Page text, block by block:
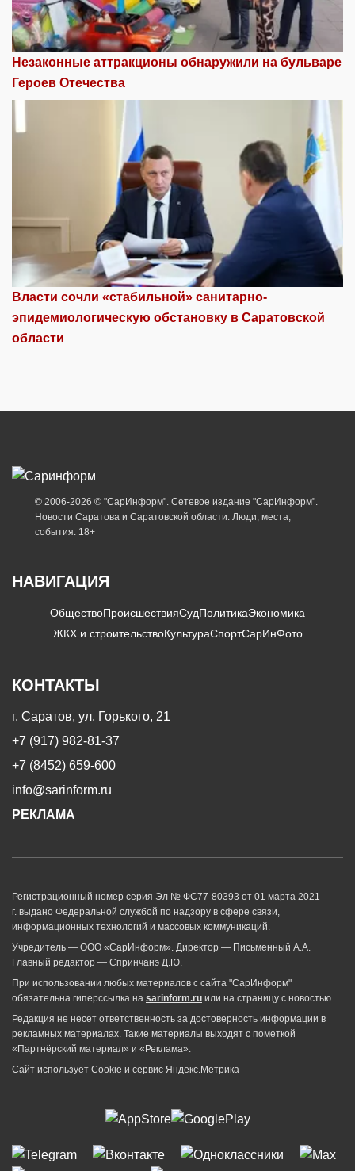
Незаконные аттракционы обнаружили на бульваре
Героев Отечества
Власти сочли «стабильной» санитарно-
эпидемиологическую обстановку в Саратовской
области
© 2006-2026 © "СарИнформ". Сетевое издание "СарИнформ".
Новости Саратова и Саратовской области. Люди, места,
события. 18+
НАВИГАЦИЯ
ОбществоПроисшествияСудПолитикаЭкономика
ЖКХ и строительствоКультураСпортСарИнФото
КОНТАКТЫ
г. Саратов, ул. Горького, 21
+7 (917) 982-81-37
+7 (8452) 659-600
info@sarinform.ru
РЕКЛАМА
Регистрационный номер серия Эл № ФС77-80393 от 01 марта 2021
г. выдано Федеральной службой по надзору в сфере связи,
информационных технологий и массовых коммуникаций.
Учредитель — ООО «СарИнформ». Директор — Письменный А.А.
Главный редактор — Спринчанэ Д.Ю.
При использовании любых материалов с сайта "СарИнформ"
обязательна гиперссылка на sarinform.ru или на страницу с новостью.
Редакция не несет ответственность за достоверность информации в
рекламных материалах. Такие материалы выходят с пометкой
«Партнёрский материал» и «Реклама».
Сайт использует Cookie и сервиc Яндекс.Метрика